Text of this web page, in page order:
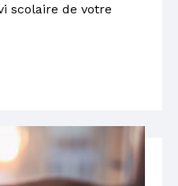
scolaire de votre